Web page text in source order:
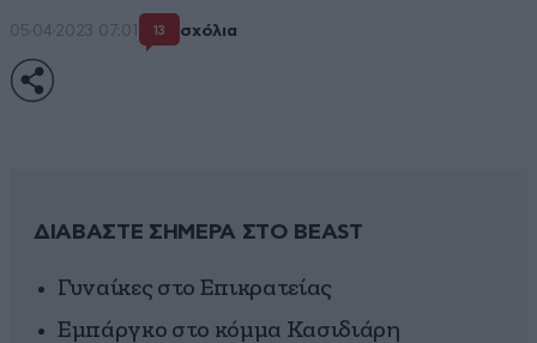
05·04·2023 07:01 13 σχόλια
ΔΙΑΒΑΣΤΕ ΣΗΜΕΡΑ ΣΤΟ BEAST
Γυναίκες στο Επικρατείας
Εμπάργκο στο κόμμα Κασιδιάρη